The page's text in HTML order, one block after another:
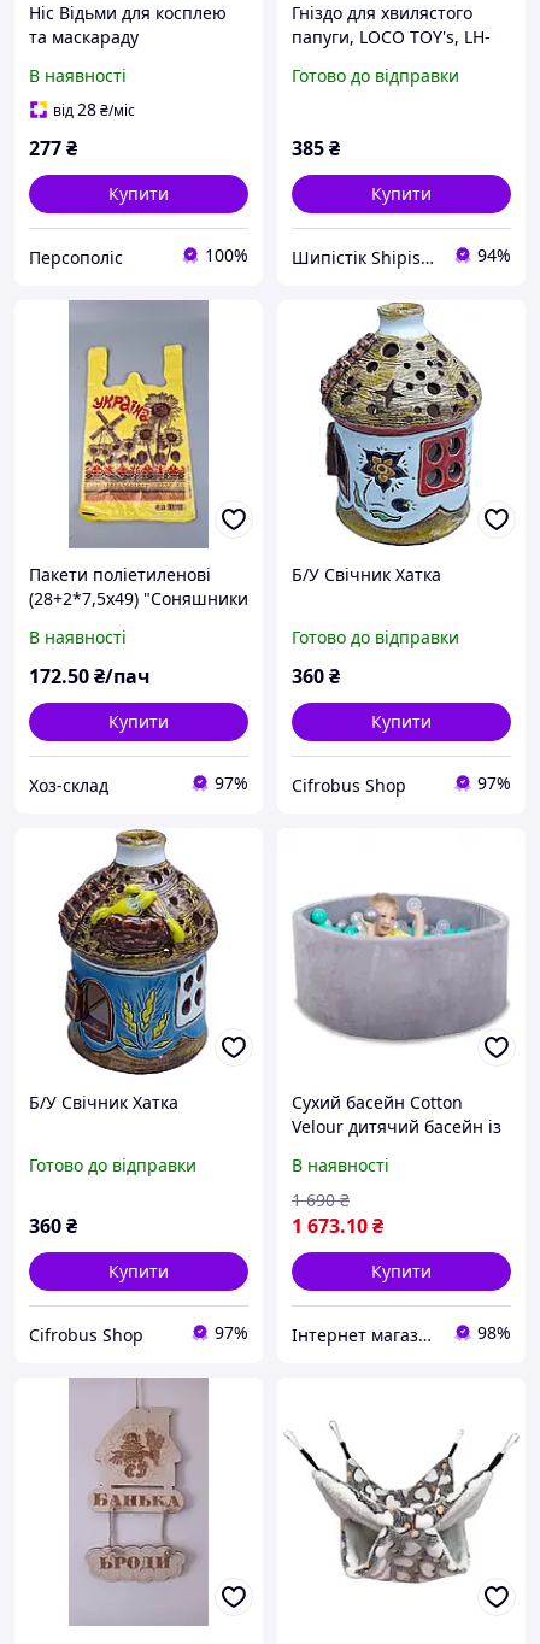
Ніс Відьми для косплею
та маскараду
В наявності
від28₴/міс
277₴
Купити
Персополіс 100%
Гніздо для хвилястого
папуги, LOCO TOY's, LH-
Готово до відправки
385₴
Купити
Шипістік Shipistik 94%
Пакети поліетиленові
(28+2*7,5х49) "Соняшники
В наявності
172.50₴/пач
Купити
Хоз-склад 97%
Б/У Свічник Хатка
Готово до відправки
360₴
Купити
Cifrobus Shop 97%
Б/У Свічник Хатка
Готово до відправки
360₴
Купити
Cifrobus Shop 97%
Сухий басейн Cotton
Velour дитячий басейн із
В наявності
1 673.10₴
1 690 ₴
Купити
Інтернет магазин "DOST"-"ДОСТУПНИЙ ДЛЯ ВСІХ" 98%